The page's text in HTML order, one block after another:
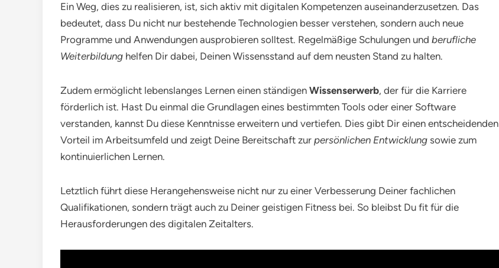
Ein Weg, dies zu realisieren, ist, sich aktiv mit digitalen Kompetenzen auseinanderzusetzen. Das
bedeutet, dass Du nicht nur bestehende Technologien besser verstehen, sondern auch neue
Programme und Anwendungen ausprobieren solltest. Regelmäßige Schulungen und berufliche
Weiterbildung helfen Dir dabei, Deinen Wissensstand auf dem neusten Stand zu halten.
Zudem ermöglicht lebenslanges Lernen einen ständigen Wissenserwerb, der für die Karriere
förderlich ist. Hast Du einmal die Grundlagen eines bestimmten Tools oder einer Software
verstanden, kannst Du diese Kenntnisse erweitern und vertiefen. Dies gibt Dir einen entscheidenden
Vorteil im Arbeitsumfeld und zeigt Deine Bereitschaft zur persönlichen Entwicklung sowie zum
kontinuierlichen Lernen.
Letztlich führt diese Herangehensweise nicht nur zu einer Verbesserung Deiner fachlichen
Qualifikationen, sondern trägt auch zu Deiner geistigen Fitness bei. So bleibst Du fit für die
Herausforderungen des digitalen Zeitalters.